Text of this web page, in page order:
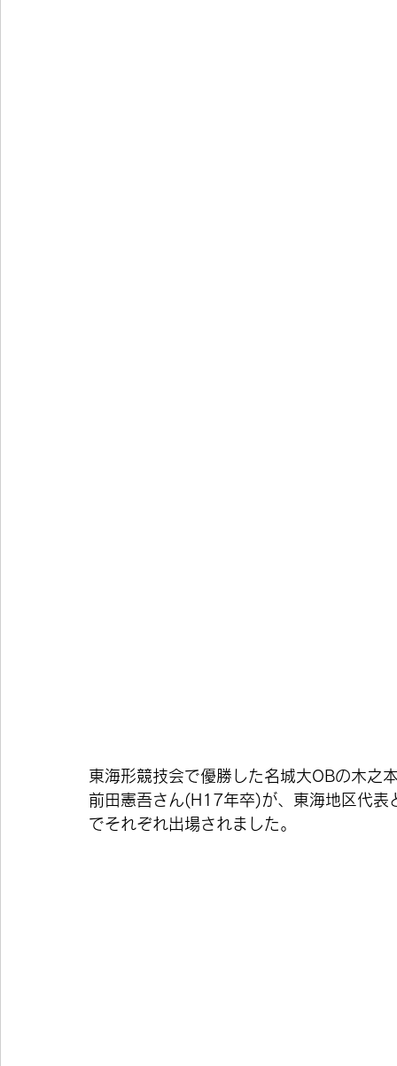
東海形競技会で優勝した名城大OBの木
前田憲吾さん(H17年卒)が、東海地区代表
でそれぞれ出場されました。